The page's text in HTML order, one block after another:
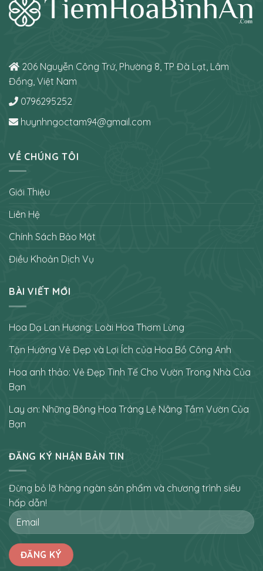
206 Nguyễn Công Trứ, Phường 8, TP Đà Lạt, Lâm
Đồng, Việt Nam
0796295252
huynhngoctam94@gmail.com
VỀ CHÚNG TÔI
Giới Thiệu
Liên Hệ
Chính Sách Bảo Mật
Điều Khoản Dịch Vụ
BÀI VIẾT MỚI
Hoa Dạ Lan Hương: Loài Hoa Thơm Lừng
Tận Hưởng Vẻ Đẹp và Lợi Ích của Hoa Bồ Công Anh
Hoa anh thảo: Vẻ Đẹp Tinh Tế Cho Vườn Trong Nhà Của
Bạn
Lay ơn: Những Bông Hoa Tráng Lệ Nâng Tầm Vườn Của
Bạn
ĐĂNG KÝ NHẬN BẢN TIN
Đừng bỏ lỡ hàng ngàn sản phẩm và chương trình siêu
hấp dẫn!